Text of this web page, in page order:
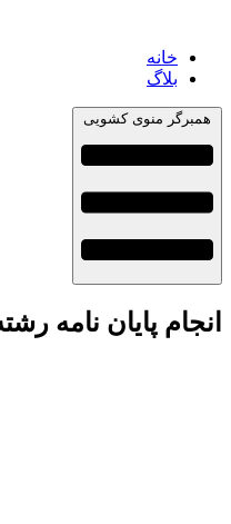
خانه
بلاگ
همبرگر منوی کشویی
انجام پایان نامه